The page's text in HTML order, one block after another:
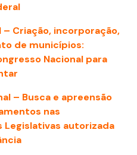
Criação, incorporação,
de municípios:
Nacional para
– Busca e apreensão
nas
Legislativas autorizada